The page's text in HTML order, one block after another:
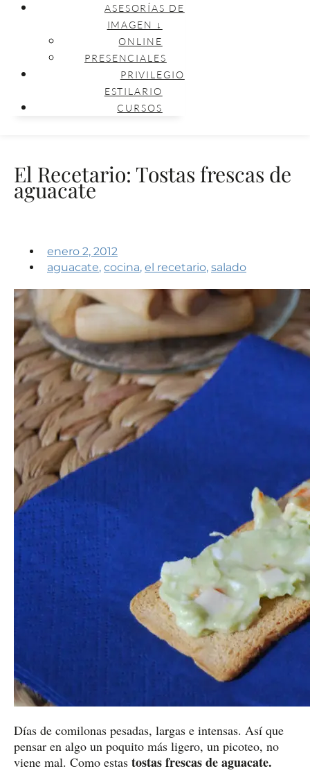
ASESORÍAS DE
IMAGEN ↓
ONLINE
PRESENCIALES
PRIVILEGIO
ESTILARIO
CURSOS
El Recetario: Tostas frescas de
aguacate
enero 2, 2012
aguacate, cocina, el recetario, salado
Días de comilonas pesadas, largas e intensas. Así que
pensar en algo un poquito más ligero, un picoteo, no
viene mal. Como estas tostas frescas de aguacate.